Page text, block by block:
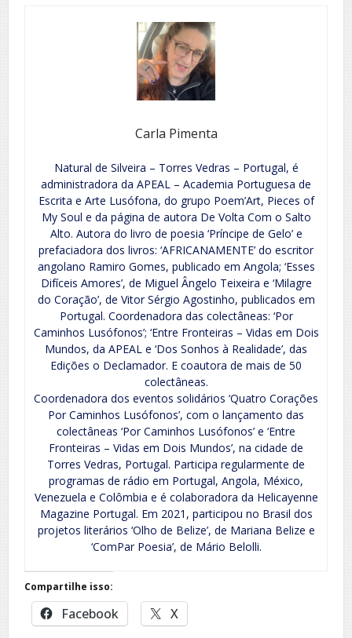
Carla Pimenta
Natural de Silveira – Torres Vedras – Portugal, é
administradora da APEAL – Academia Portuguesa de
Escrita e Arte Lusófona, do grupo Poem’Art, Pieces of
My Soul e da página de autora De Volta Com o Salto
Alto. Autora do livro de poesia ‘Príncipe de Gelo’ e
prefaciadora dos livros: ‘AFRICANAMENTE’ do escritor
angolano Ramiro Gomes, publicado em Angola; ‘Esses
Difíceis Amores’, de Miguel Ângelo Teixeira e ‘Milagre
do Coração’, de Vitor Sérgio Agostinho, publicados em
Portugal. Coordenadora das colectâneas: ‘Por
Caminhos Lusófonos’; ‘Entre Fronteiras – Vidas em Dois
Mundos, da APEAL e ‘Dos Sonhos à Realidade’, das
Edições o Declamador. E coautora de mais de 50
colectâneas.
Coordenadora dos eventos solidários ‘Quatro Corações
Por Caminhos Lusófonos’, com o lançamento das
colectâneas ‘Por Caminhos Lusófonos’ e ‘Entre
Fronteiras – Vidas em Dois Mundos’, na cidade de
Torres Vedras, Portugal. Participa regularmente de
programas de rádio em Portugal, Angola, México,
Venezuela e Colômbia e é colaboradora da Helicayenne
Magazine Portugal. Em 2021, participou no Brasil dos
projetos literários ‘Olho de Belize’, de Mariana Belize e
‘ComPar Poesia’, de Mário Belolli.
Compartilhe isso:
Facebook X